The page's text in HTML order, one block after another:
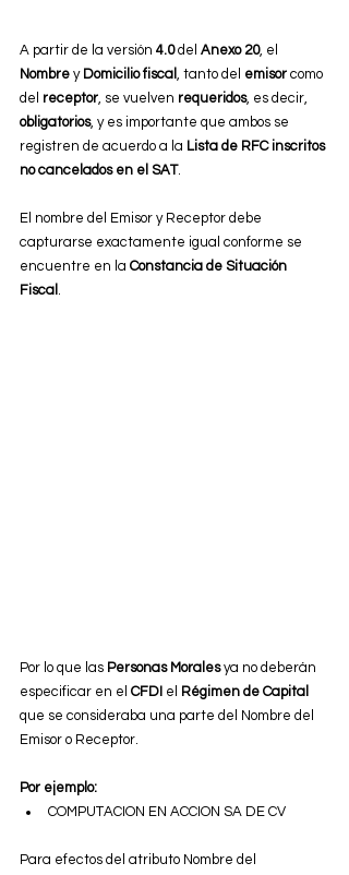
A partir de la versión 4.0 del Anexo 20, el
Nombre y Domicilio fiscal , tanto del emisor como
del receptor, se vuelven requeridos, es decir,
obligatorios, y es importante que ambos se
registren de acuerdo a la Lista de RFC inscritos
no cancelados en el SAT.
El nombre del Emisor y Receptor debe
capturarse exactamente igual conforme se
encuentre en la Constancia de Situación
Fiscal .
Por lo que las Personas Morales ya no deberán
especificar en el CFDI el
Régimen de Capital
que se consideraba una parte del Nombre del
Emisor o Receptor.
Por ejemplo:
COMPUTACION EN ACCION SA DE CV
Para efectos del atributo Nombre del